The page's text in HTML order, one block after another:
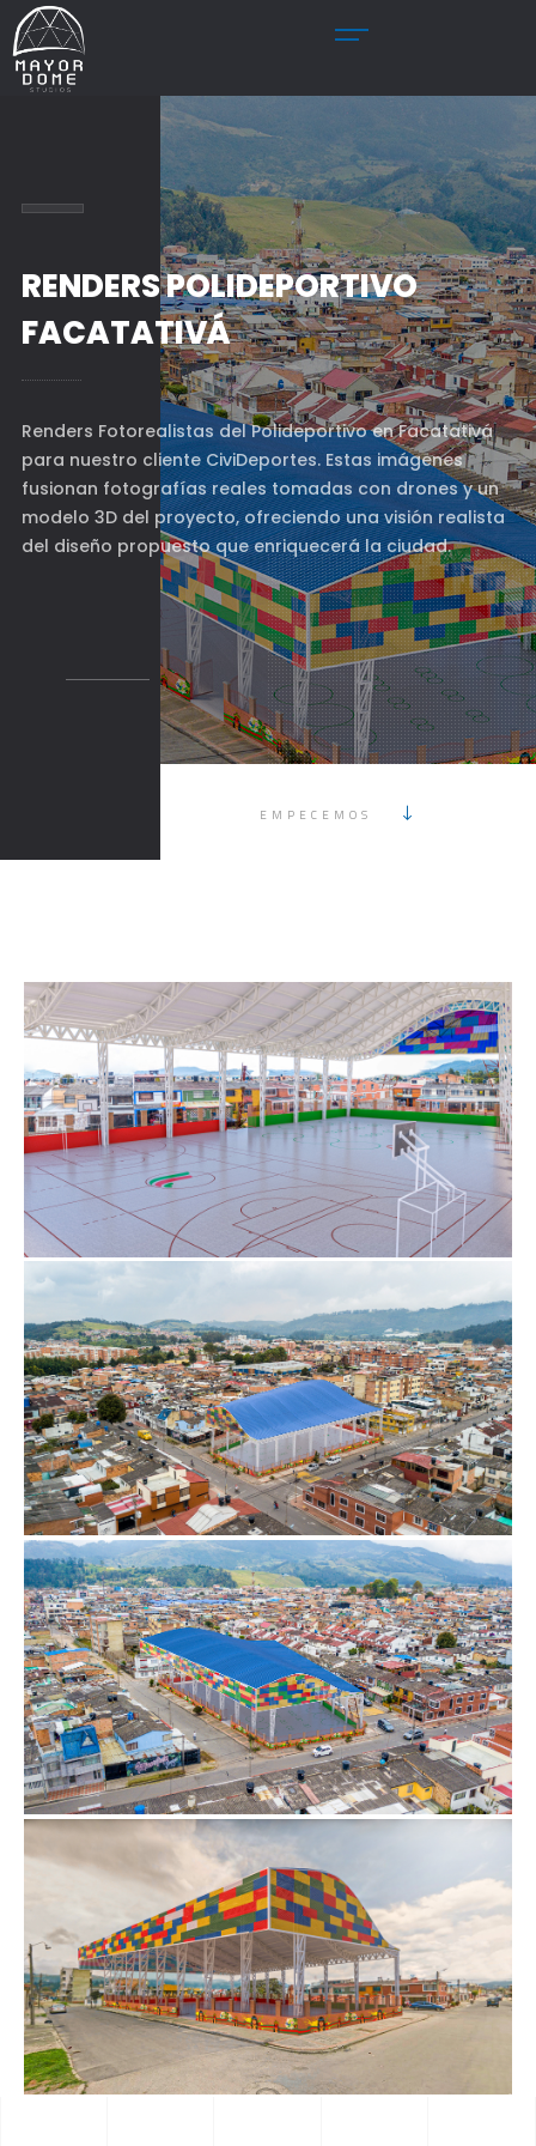
RENDERS POLIDEPORTIVO
FACATATIVÁ
Renders Fotorealistas del Polideportivo en Facatativá
para nuestro cliente CiviDeportes. Estas imágenes
fusionan fotografías reales tomadas con drones y un
modelo 3D del proyecto, ofreciendo una visión realista
del diseño propuesto que enriquecerá la ciudad.
EMPECEMOS